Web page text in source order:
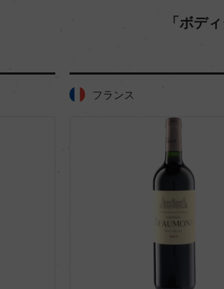
「ボデ
フランス